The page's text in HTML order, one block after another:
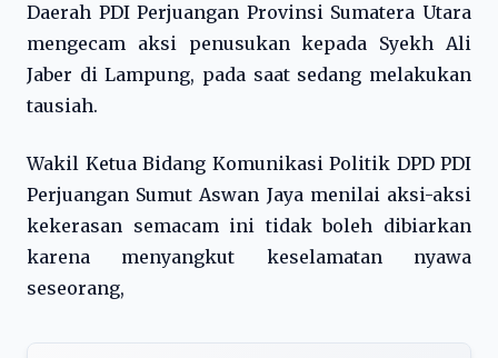
Daerah PDI Perjuangan Provinsi Sumatera Utara
mengecam aksi penusukan kepada Syekh Ali
Jaber di Lampung, pada saat sedang melakukan
tausiah.
Wakil Ketua Bidang Komunikasi Politik DPD PDI
Perjuangan Sumut Aswan Jaya menilai aksi-aksi
kekerasan semacam ini tidak boleh dibiarkan
karena menyangkut keselamatan nyawa
seseorang,